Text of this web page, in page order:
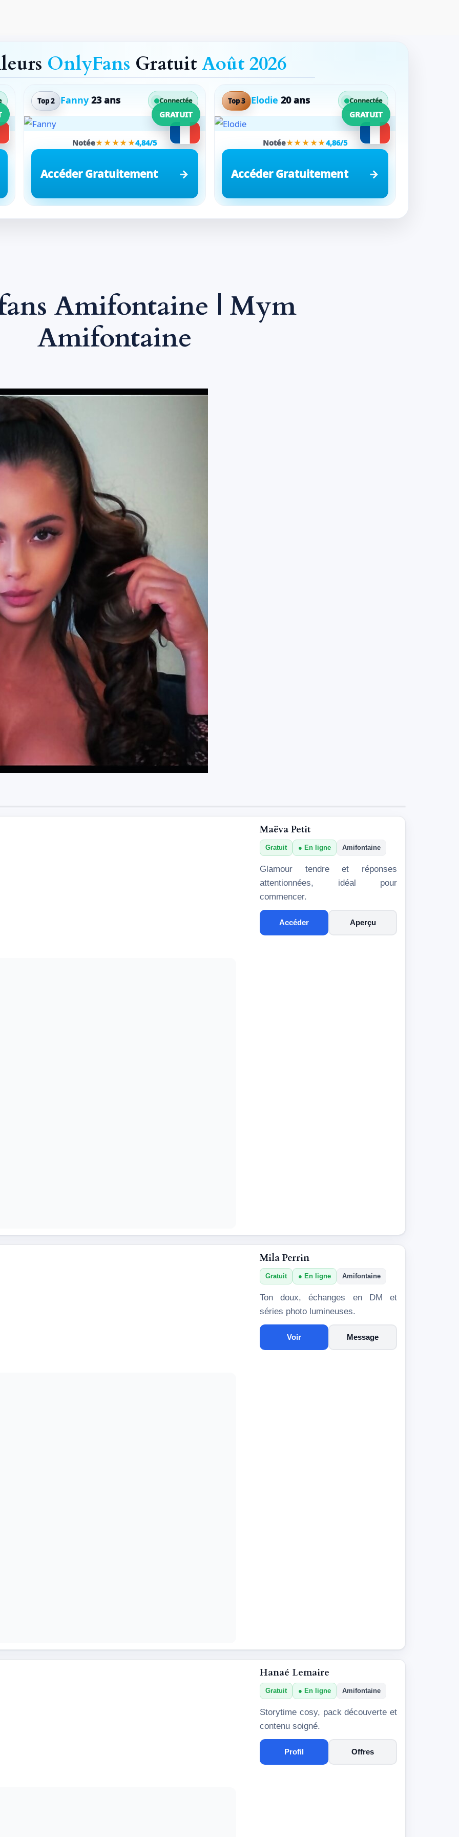
OnlyFans GratuitAoût 2026
Top 2 Fanny 23 ans Connectée
GRATUIT
Notée★★★★★4,84/5
Accéder Gratuitement
Top 3 Elodie 20 ans Connectée
GRATUIT
Notée★★★★★4,86/5
Accéder Gratuitement
Amifontaine | Mym
Amifontaine
Maëva Petit
Gratuit En ligne Amifontaine
Glamour tendre et réponses
attentionnées, idéal pour
commencer.
Accéder Aperçu
Mila Perrin
Gratuit En ligne Amifontaine
Ton doux, échanges en DM et
séries photo lumineuses.
Voir Message
Hanaé Lemaire
Gratuit En ligne Amifontaine
Storytime cosy, pack découverte et
contenu soigné.
Profil Offres